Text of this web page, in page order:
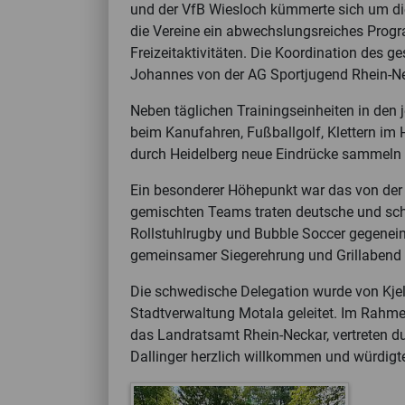
und der VfB Wiesloch kümmerte sich um
die Vereine ein abwechslungsreiches
Freizeitaktivitäten. Die Koordination des
Johannes von der AG Sportjugend Rhein-
Neben täglichen Trainingseinheiten in
beim Kanufahren, Fußballgolf, Klettern im
durch Heidelberg neue Eindrücke
Ein besonderer Höhepunkt war das von
gemischten Teams traten deutsche und
Rollstuhlrugby und Bubble Soccer
gemeinsamer Siegerehrung und Grillabend
Die schwedische Delegation wurde von
Stadtverwaltung Motala geleitet. Im
das Landratsamt Rhein-Neckar, vertreten
Dallinger herzlich willkommen und